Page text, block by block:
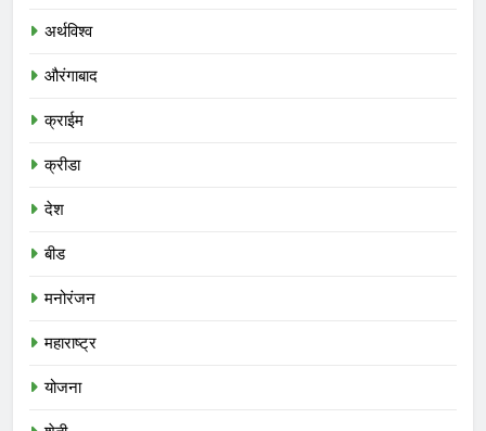
अर्थविश्व
औरंगाबाद
क्राईम
क्रीडा
देश
बीड
मनोरंजन
महाराष्ट्र
योजना